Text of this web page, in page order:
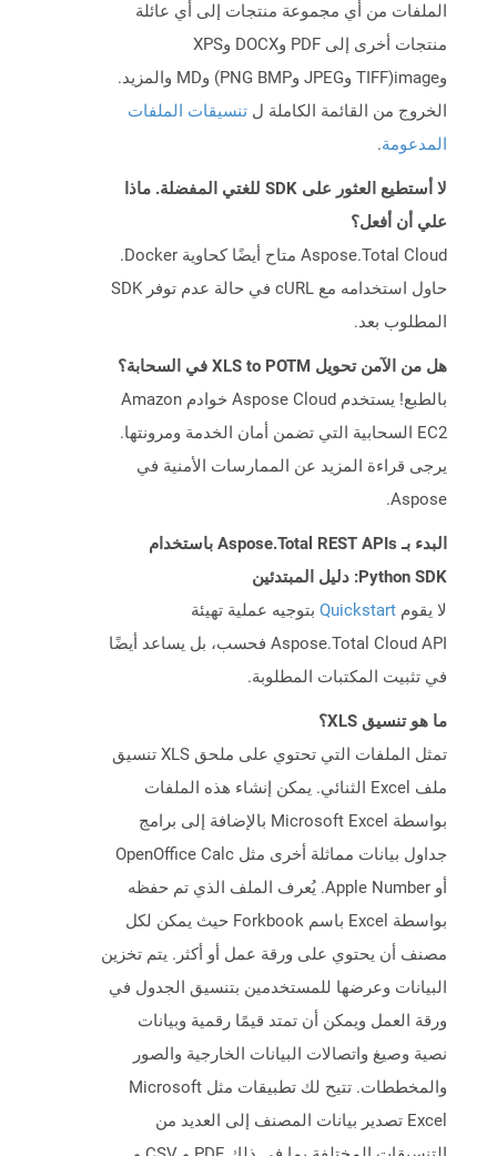
الملفات من أي مجموعة منتجات إلى أي عائلة
منتجات أخرى إلى PDF وDOCX وXPS
وimage(TIFF وJPEG وPNG BMP) وMD والمزيد.
الخروج من القائمة الكاملة ل تنسيقات الملفات
المدعومة.
لا أستطيع العثور على SDK للغتي المفضلة. ماذا
علي أن أفعل؟
Aspose.Total Cloud متاح أيضًا كحاوية Docker.
حاول استخدامه مع cURL في حالة عدم توفر SDK
المطلوب بعد.
هل من الآمن تحويل XLS to POTM في السحابة؟
بالطبع! يستخدم Aspose Cloud خوادم Amazon
EC2 السحابية التي تضمن أمان الخدمة ومرونتها.
يرجى قراءة المزيد عن الممارسات الأمنية في
Aspose.
البدء بـ Aspose.Total REST APIs باستخدام
Python SDK: دليل المبتدئين
لا يقوم Quickstart بتوجيه عملية تهيئة
Aspose.Total Cloud API فحسب، بل يساعد أيضًا
في تثبيت المكتبات المطلوبة.
ما هو تنسيق XLS؟
تمثل الملفات التي تحتوي على ملحق XLS تنسيق
ملف Excel الثنائي. يمكن إنشاء هذه الملفات
بواسطة Microsoft Excel بالإضافة إلى برامج
جداول بيانات مماثلة أخرى مثل OpenOffice Calc
أو Apple Number. يُعرف الملف الذي تم حفظه
بواسطة Excel باسم Forkbook حيث يمكن لكل
مصنف أن يحتوي على ورقة عمل أو أكثر. يتم تخزين
البيانات وعرضها للمستخدمين بتنسيق الجدول في
ورقة العمل ويمكن أن تمتد قيمًا رقمية وبيانات
نصية وصيغ واتصالات البيانات الخارجية والصور
والمخططات. تتيح لك تطبيقات مثل Microsoft
Excel تصدير بيانات المصنف إلى العديد من